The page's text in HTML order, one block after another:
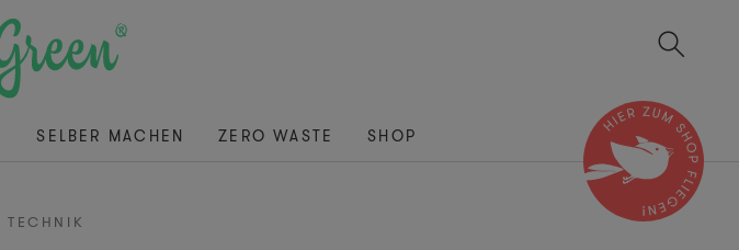
SELBER MACHEN ZERO WASTE SHOP
TECHNIK